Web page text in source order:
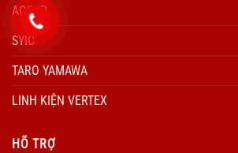
ACCUD
SYIC
TARO YAMAWA
LINH KIỆN VERTEX
HÕ TRỢ